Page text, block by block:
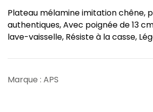
Plateau mélamine imitation chêne,
authentiques, Avec poignée de 13
lave-vaisselle, Résiste à la casse,
Marque : APS